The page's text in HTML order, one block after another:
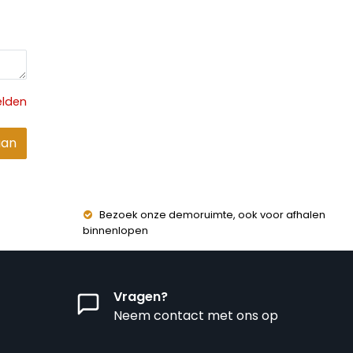
Bezoek onze demoruimte, ook voor afhalen
binnenlopen
Vragen?
Neem contact met ons op